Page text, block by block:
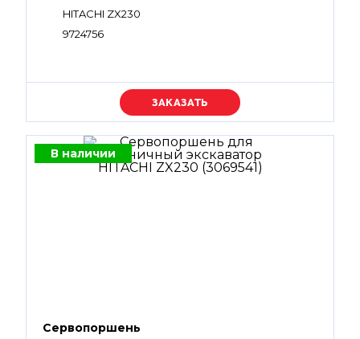
HITACHI ZX230
9724756
Уточняйте цену
В наличии
Сервопоршень